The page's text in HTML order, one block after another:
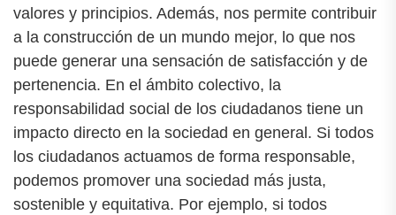
valores y principios. Además, nos permite contribuir
a la construcción de un mundo mejor, lo que nos
puede generar una sensación de satisfacción y de
pertenencia. En el ámbito colectivo, la
responsabilidad social de los ciudadanos tiene un
impacto directo en la sociedad en general. Si todos
los ciudadanos actuamos de forma responsable,
podemos promover una sociedad más justa,
sostenible y equitativa. Por ejemplo, si todos